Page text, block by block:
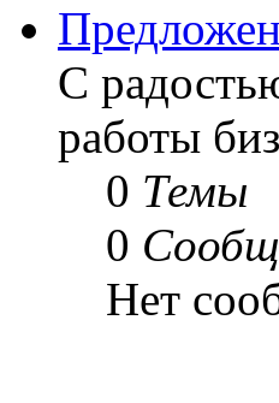
С
работы
0 Темы
0
Нет